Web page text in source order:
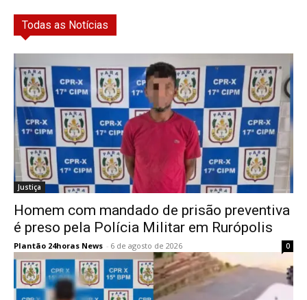
Todas as Notícias
Justiça
Homem com mandado de prisão preventiva
é preso pela Polícia Militar em Rurópolis
Plantão 24horas News - 6 de agosto de 2026 0